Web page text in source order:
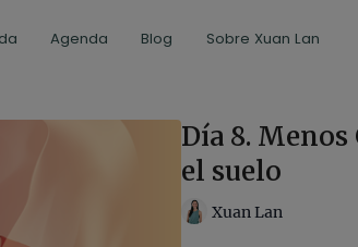
Agenda Blog Sobre Xuan Lan
Día 8.
el suelo
Xuan Lan